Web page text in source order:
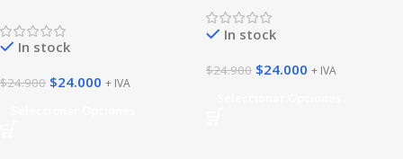
In stock
$24.900 $24.000 + IVA
In stock
$24.900 $24.000 + IVA